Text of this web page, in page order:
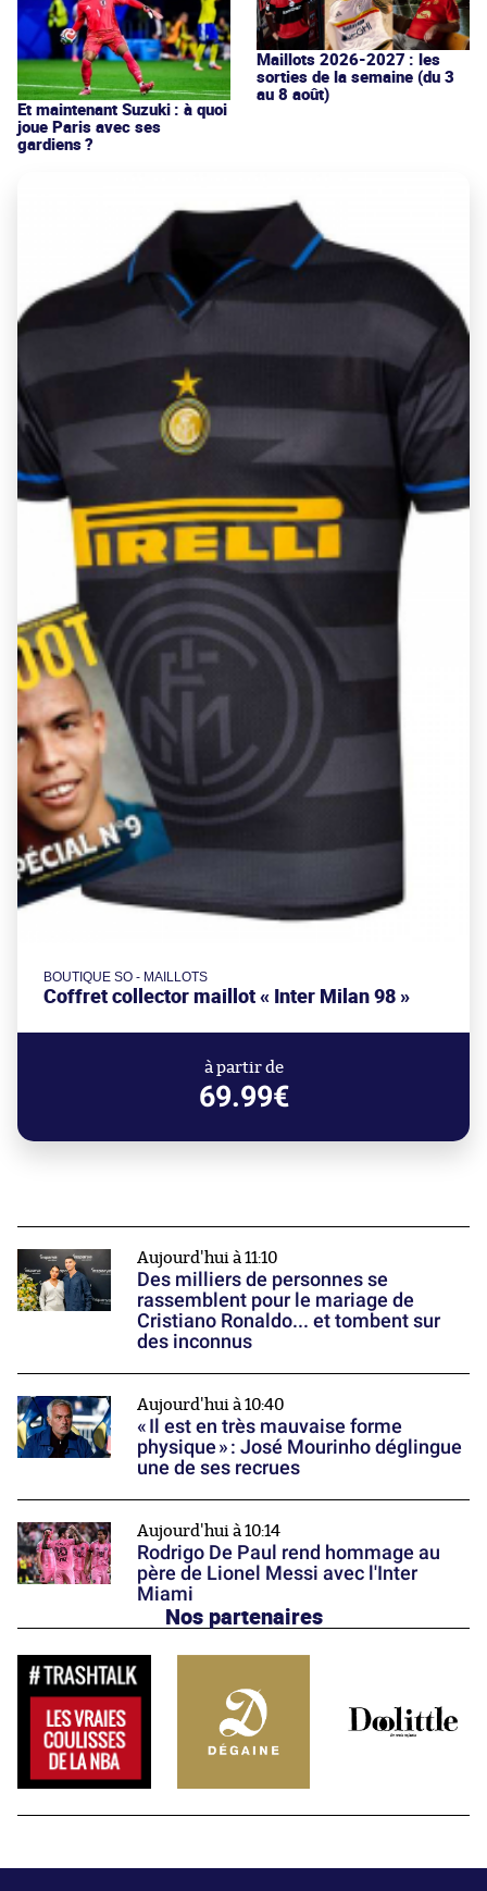
Et maintenant Suzuki : à quoi
joue Paris avec ses
gardiens ?
Maillots 2026-2027 : les
sorties de la semaine (du 3
au 8 août)
BOUTIQUE SO - MAILLOTS
Coffret collector maillot « Inter Milan 98 »
à partir de
69.99€
Aujourd'hui à 11:10
Des milliers de personnes se
rassemblent pour le mariage de
Cristiano Ronaldo... et tombent sur
des inconnus
Aujourd'hui à 10:40
« Il est en très mauvaise forme
physique » : José Mourinho déglingue
une de ses recrues
Aujourd'hui à 10:14
Rodrigo De Paul rend hommage au
père de Lionel Messi avec l'Inter
Miami
Nos partenaires